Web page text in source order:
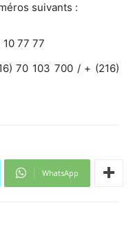
suivants :
77 77
70 103 700 / + (216)
WhatsApp